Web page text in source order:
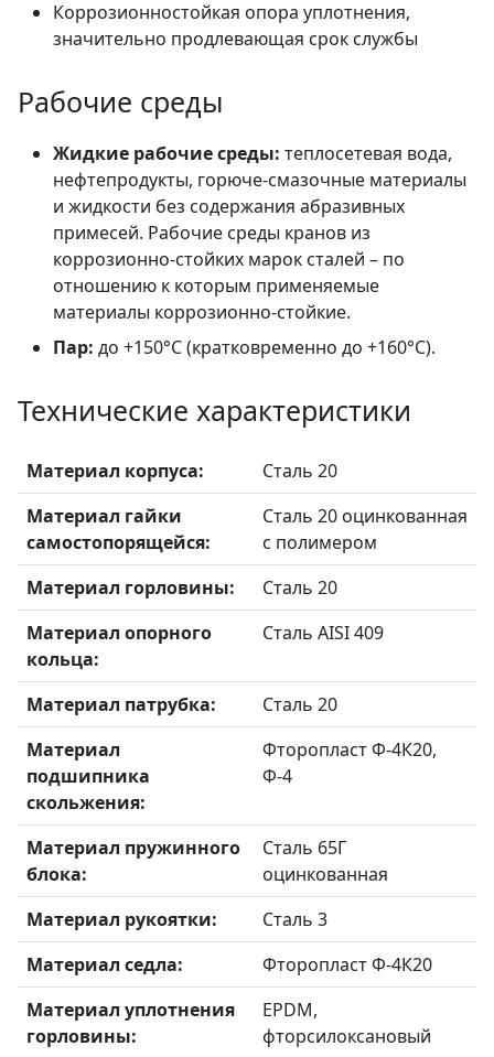
Коррозионностойкая опора уплотнения,
значительно продлевающая срок службы
Рабочие среды
Жидкие рабочие среды: теплосетевая вода,
нефтепродукты, горюче-смазочные материалы
и жидкости без содержания абразивных
примесей. Рабочие среды кранов из
коррозионно-стойких марок сталей – по
отношению к которым применяемые
материалы коррозионно-стойкие.
Пар: до +150°C (кратковременно до +160°C).
Технические характеристики
Материал корпуса:
Сталь 20
Материал гайки
самостопорящейся:
Сталь 20 оцинкованная
с полимером
Материал горловины:
Сталь 20
Материал опорного
кольца:
Сталь AISI 409
Материал патрубка:
Сталь 20
Материал
подшипника
скольжения:
Фторопласт Ф-4К20,
Ф-4
Материал пружинного
блока:
Сталь 65Г
оцинкованная
Материал рукоятки:
Сталь 3
Материал седла:
Фторопласт Ф-4К20
Материал уплотнения
горловины:
EPDM,
фторсилоксановый